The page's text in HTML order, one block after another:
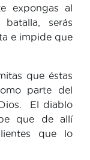
expongas al
serás
e impide que
que éstas
parte del
El diablo
que de allí
que lo